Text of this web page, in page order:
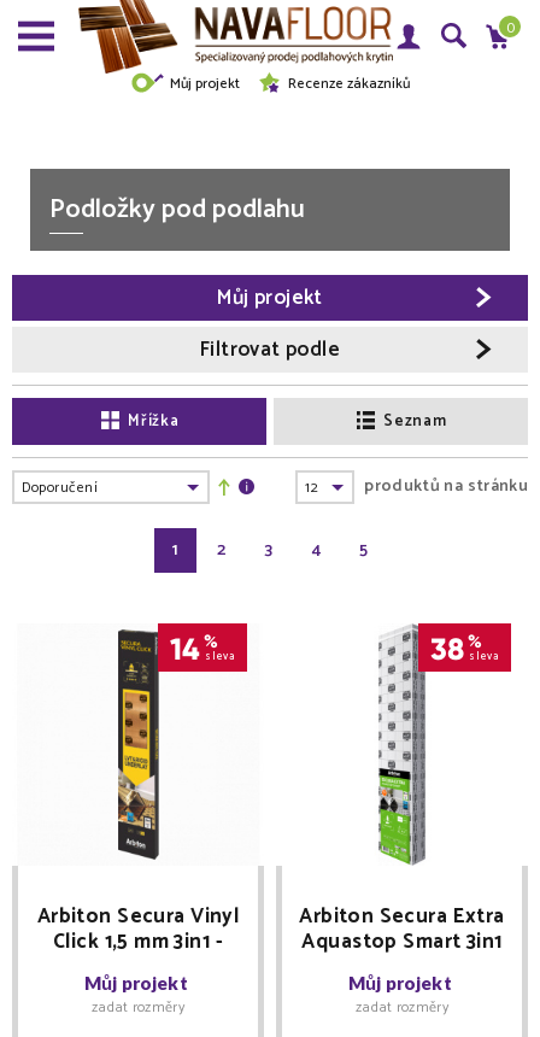
Můj projekt Recenze zákazníků
0
Podložky pod podlahu
Filtrovat podle
Můj projekt
Mřížka Seznam
1 2 3 4 5
produktů na stránku
14%
sleva
Arbiton Secura Vinyl
Click 1,5 mm 3in1 -
podložka pod
zámkový vinyl
Můj projekt
zadat rozměry
38%
sleva
Arbiton Secura Extra
Aquastop Smart 3in1
Můj projekt
zadat rozměry